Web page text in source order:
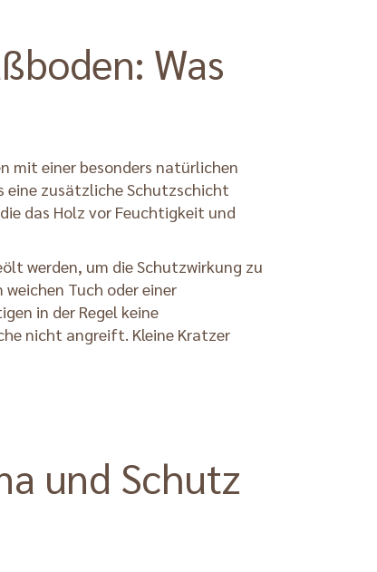
Was
mit einer besonders natürlichen
eine zusätzliche Schutzschicht
das Holz vor Feuchtigkeit und
werden, um die Schutzwirkung zu
Tuch oder einer
in der Regel keine
nicht angreift. Kleine Kratzer
und Schutz